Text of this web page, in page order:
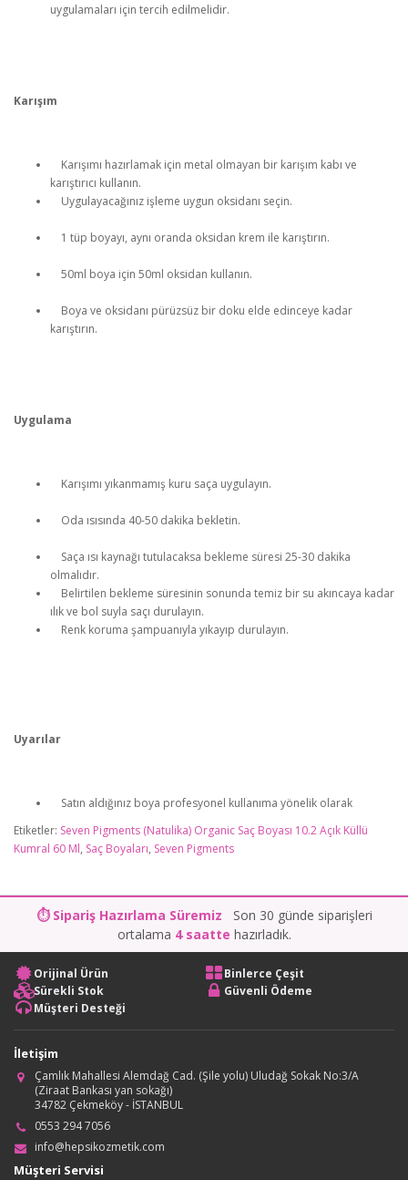
uygulamaları için tercih edilmelidir.
Karışım
Karışımı hazırlamak için metal olmayan bir karışım kabı ve
karıştırıcı kullanın.
Uygulayacağınız işleme uygun oksidanı seçin.
1 tüp boyayı, aynı oranda oksidan krem ile karıştırın.
50ml boya için 50ml oksidan kullanın.
Boya ve oksidanı pürüzsüz bir doku elde edinceye kadar
karıştırın.
Uygulama
Karışımı yıkanmamış kuru saça uygulayın.
Oda ısısında 40-50 dakika bekletin.
Saça ısı kaynağı tutulacaksa bekleme süresi 25-30 dakika
olmalıdır.
Belirtilen bekleme süresinin sonunda temiz bir su akıncaya kadar
ılık ve bol suyla saçı durulayın.
Renk koruma şampuanıyla yıkayıp durulayın.
Uyarılar
Satın aldığınız boya profesyonel kullanıma yönelik olarak
Etiketler: Seven Pigments (Natulika) Organic Saç Boyası 10.2 Açık Küllü
Kumral 60 Ml, Saç Boyaları, Seven Pigments
⏱ Sipariş Hazırlama Süremiz Son 30 günde siparişleri
ortalama 4 saatte hazırladık.
Orijinal Ürün
Binlerce Çeşit
Sürekli Stok
Güvenli Ödeme
Müşteri Desteği
İletişim
Çamlık Mahallesi Alemdağ Cad. (Şile yolu) Uludağ Sokak No:3/A
(Ziraat Bankası yan sokağı)
34782 Çekmeköy - İSTANBUL
0553 294 7056
info@hepsikozmetik.com
Müşteri Servisi